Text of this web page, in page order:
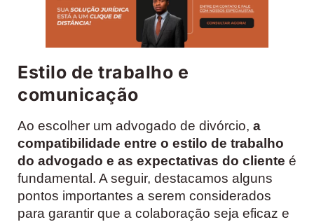
Estilo de trabalho e
comunicação
Ao escolher um advogado de divórcio, a
compatibilidade entre o estilo de trabalho
do advogado e as expectativas do cliente é
fundamental. A seguir, destacamos alguns
pontos importantes a serem considerados
para garantir que a colaboração seja eficaz e